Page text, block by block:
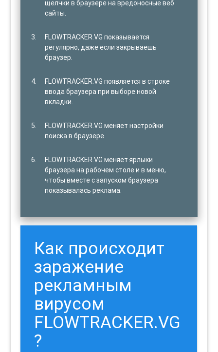
щелчки в браузере на вредоносные веб
сайты.
FLOWTRACKER.VG показывается
регулярно, даже если закрываешь
браузер.
FLOWTRACKER.VG появляется в строке
ввода браузера при выборе новой
вкладки.
FLOWTRACKER.VG меняет настройки
поиска в браузере.
FLOWTRACKER.VG меняет ярлыки
браузера на рабочем столе и в меню,
чтобы вместе с запуском браузера
показывалась реклама.
Как происходит
заражение
рекламным
вирусом
FLOWTRACKER.VG
?